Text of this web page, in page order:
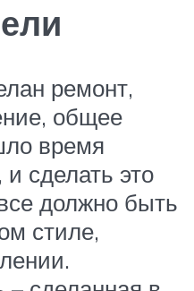
ремонт,
общее
время
сделать это
должно быть
стиле,